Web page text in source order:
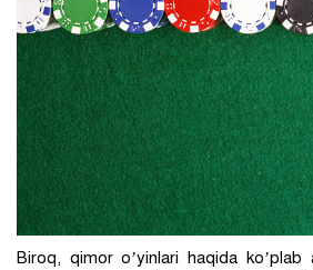
Biroq, qimor o’yinlari haqida ko’plab